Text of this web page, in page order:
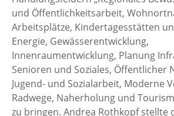
und Öffentlichkeitsarbeit,
Arbeitsplätze, Kindertagesstätten
Energie, Gewässerentwicklung,
Innenraumentwicklung, Planung
Senioren und Soziales, Öffentlicher
Jugend- und Sozialarbeit, Moderne
Radwege, Naherholung und
zu bringen. Andrea Rothkopf stellte